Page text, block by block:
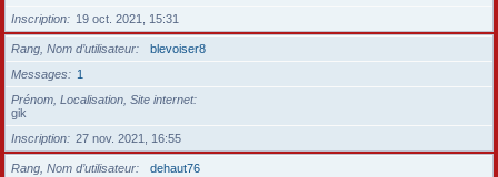
Inscription
19 oct. 2021, 15:31
Rang, Nom d’utilisateur
blevoiser8
Messages
1
Prénom, Localisation, Site internet
gik
Inscription
27 nov. 2021, 16:55
Rang, Nom d’utilisateur
dehaut76